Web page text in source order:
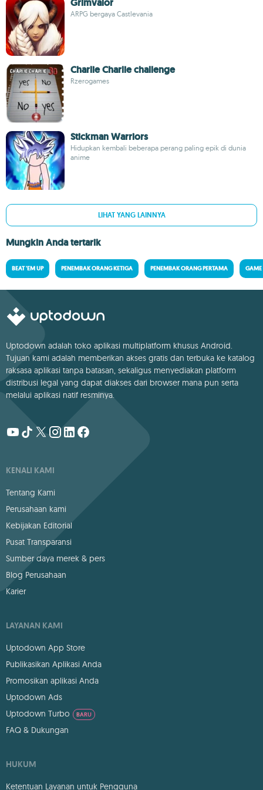
Grimvalor
ARPG bergaya Castlevania
Charlie Charlie challenge
Rzerogames
Stickman Warriors
Hidupkan kembali beberapa perang paling epik di dunia
anime
LIHAT YANG LAINNYA
Mungkin Anda tertarik
BEAT 'EM UP PENEMBAK ORANG KETIGA PENEMBAK ORANG PERTAMA GAME
Uptodown adalah toko aplikasi multiplatform khusus Android.
Tujuan kami adalah memberikan akses gratis dan terbuka ke katalog
raksasa aplikasi tanpa batasan, sekaligus menyediakan platform
distribusi legal yang dapat diakses dari browser mana pun serta
melalui aplikasi natif resminya.
KENALI KAMI
Tentang Kami
Perusahaan kami
Kebijakan Editorial
Pusat Transparansi
Sumber daya merek & pers
Blog Perusahaan
Karier
LAYANAN KAMI
Uptodown App Store
Publikasikan Aplikasi Anda
Promosikan aplikasi Anda
Uptodown Ads
Uptodown Turbo
BARU
FAQ & Dukungan
HUKUM
Ketentuan Layanan untuk Pengguna